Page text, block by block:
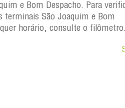
e Bom Despacho. Para
terminais São Joaquim e Bom
horário, consulte o